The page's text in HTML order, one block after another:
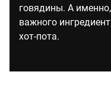
говядины. А
важного
хот-пота.